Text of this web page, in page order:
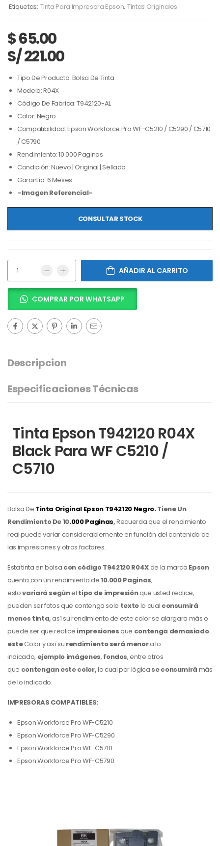
Etiquetas: Tinta Para Impresora Epson, Tintas Originales
$65.00
S/ 221.00
Tipo De Producto: Bolsa De Tinta
Modelo: R04X
Código De Fabrica: T942120-AL
Color: Negro
Compatibilidad: Epson Workforce Pro WF-C5210 / C5290 / C5710
/ C5790
Rendimiento: 10.000 Paginas
Condición: Nuevo | Original | Sellado
Garantía: 6 Meses
–Imagen Referencial–
CONSULTAR STOCK
AÑADIR AL CARRITO
COMPRAR POR WHATSAPP
Descripcion
Especificaciones Técnicas
Tinta Epson T942120 R04X
Black Para WF C5210 /
C5710
Bolsa De Tinta Original EpsonT942120 Negro.Tiene Un
Rendimiento De 10.000 Paginas,Recuerda que el rendimiento
real puede variar considerablemente en función del contenido de
las impresiones y otros factores.
Esta tinta en bolsa con códigoT942120 R04Xde la marca Epson
cuenta con un rendimiento de10.000 Paginas,
estovariará segúnel tipo de impresiónque usted realice,
pueden ser fotos que contenga solo textolo cual consumirá
menos tinta,así su rendimiento de este colorse alargara más o
puede ser que realice impresionesque contenga demasiado
esteColory así su rendimiento será menora lo
indicado, ejemplo imágenes, fondos,entre otros
que contengan este color,lo cual por lógica se consumirá más
de lo indicado.
IMPRESORAS COMPATIBLES:
Epson Workforce Pro WF-C5210
Epson Workforce Pro WF-C5290
Epson Workforce Pro WF-C5710
Epson Workforce Pro WF-C5790